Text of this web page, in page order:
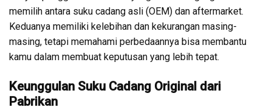
memilih antara suku cadang asli (OEM) dan aftermarket.
Keduanya memiliki kelebihan dan kekurangan masing-
masing, tetapi memahami perbedaannya bisa membantu
kamu dalam membuat keputusan yang lebih tepat.
Keunggulan Suku Cadang Original dari
Pabrikan